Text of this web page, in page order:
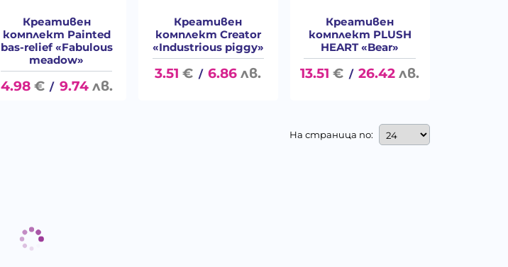
Креативен
комплект Painted
bas-relief «Fabulous
meadow»
4.98 € / 9.74 лв.
Креативен
комплект Creator
«Industrious piggy»
3.51 € / 6.86 лв.
Креативен
комплект PLUSH
HEART «Bear»
13.51 € / 26.42 лв.
На страница по: